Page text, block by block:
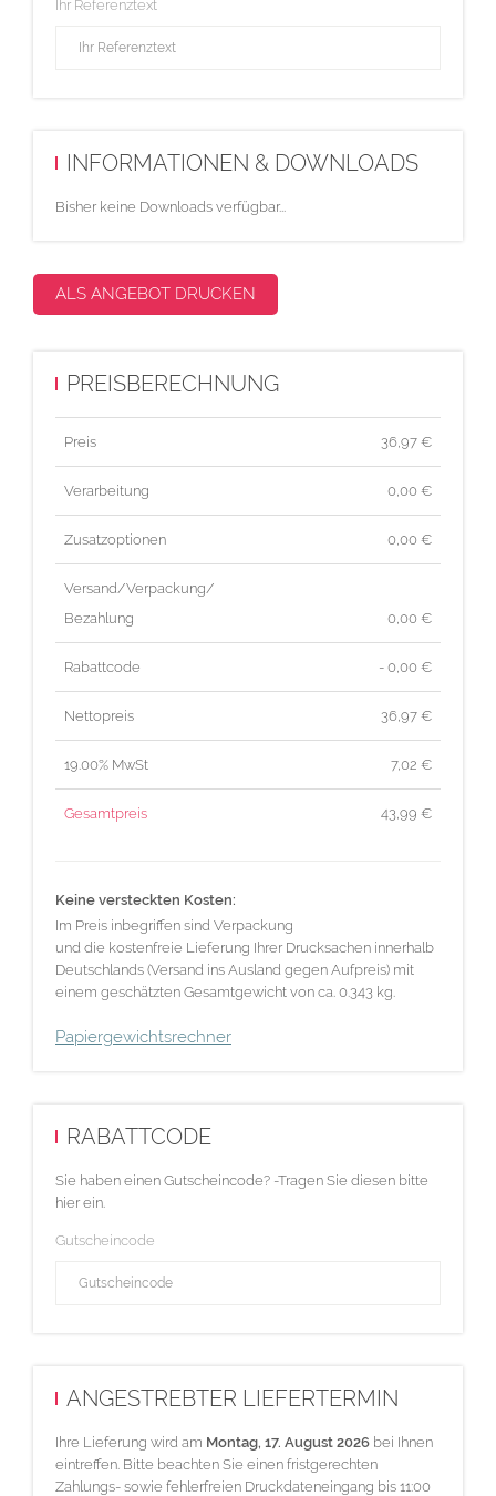
Ihr Referenztext
INFORMATIONEN & DOWNLOADS
Bisher keine Downloads verfügbar...
ALS ANGEBOT DRUCKEN
PREISBERECHNUNG
Preis 36,97 €
Verarbeitung 0,00 €
Zusatzoptionen 0,00 €
Versand/Verpackung/
Bezahlung
0,00 €
Rabattcode - 0,00 €
Nettopreis 36,97 €
19.00% MwSt 7,02 €
Gesamtpreis 43,99 €
Keine versteckten Kosten:
Im Preis inbegriffen sind Verpackung
und die kostenfreie Lieferung Ihrer Drucksachen innerhalb
Deutschlands (Versand ins Ausland gegen Aufpreis) mit
einem geschätzten Gesamtgewicht von ca. 0.343 kg.
Papiergewichtsrechner
RABATTCODE
Sie haben einen Gutscheincode? -Tragen Sie diesen bitte
hier ein.
Gutscheincode
ANGESTREBTER LIEFERTERMIN
Ihre Lieferung wird am Montag, 17. August 2026 bei Ihnen
eintreffen. Bitte beachten Sie einen fristgerechten
Zahlungs- sowie fehlerfreien Druckdateneingang bis 11:00